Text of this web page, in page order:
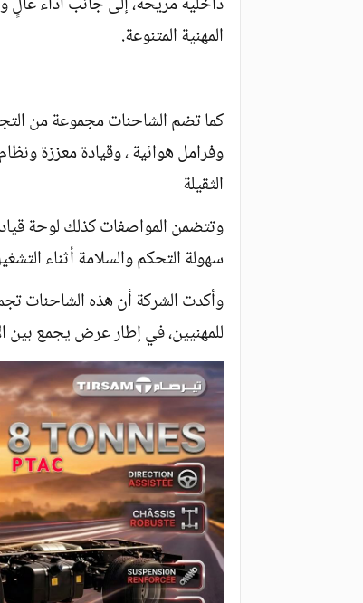
المهنية المتنوعة.
كما تضم الشاحنات مجموعة من
وفرامل هوائية ، وقيادة معززة
الثقيلة
وتتضمن المواصفات كذلك لوحة
سهولة التحكم والسلامة أثناء
وأكدت الشركة أن هذه الشاحنات
للمهنيين، في إطار عرض يجمع بين